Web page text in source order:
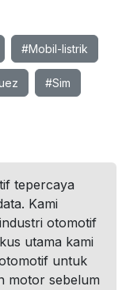
#Mobil-listrik
#Sim
tepercaya
Kami
otomotif
utama kami
untuk
motor sebelum